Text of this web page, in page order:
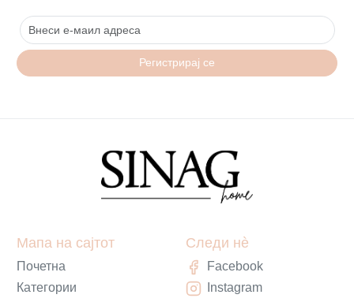
Регистрирај се
Мапа на сајтот
Почетна
Категории
Следи нè
Facebook
Instagram